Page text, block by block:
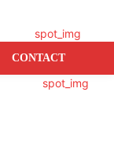
CONTACT